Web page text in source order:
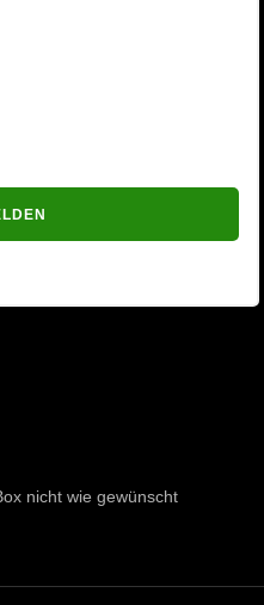
nicht wie gewünscht